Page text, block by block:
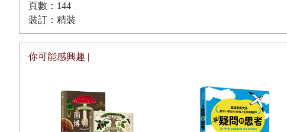
頁數：144
裝訂：精裝
你可能感興趣 |